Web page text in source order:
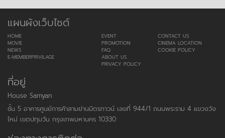
แผนผังเว็บไซต์
HOME
MOVIE
NEWS
E-MEMBERPRIVILAGE
EVENT
PROMOTION
FAQ
ABOUT US
PRIVACY POLICY
CONTACT US
CINEMA LOCATION
COOKIE POLICY
ที่อยู่
House Samyan
ชั้น 5 อาคารศูนย์การค้าสามย่านมิตรทาวน์ เลขที่ 944/1 ถนนพระราม 4 แขวงวัง
ใหม่ เขตปทุมวัน กรุงเทพมหานคร 10330